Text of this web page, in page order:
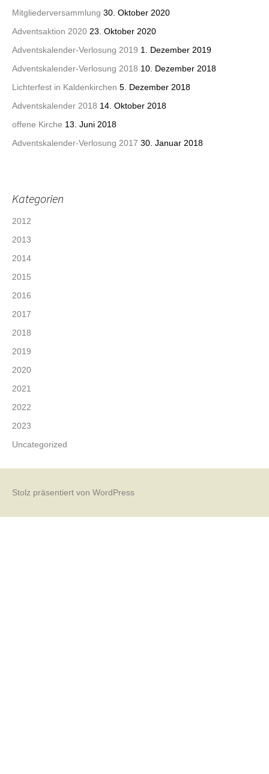
Mitgliederversammlung 30. Oktober 2020
Adventsaktion 2020 23. Oktober 2020
Adventskalender-Verlosung 2019 1. Dezember 2019
Adventskalender-Verlosung 2018 10. Dezember 2018
Lichterfest in Kaldenkirchen 5. Dezember 2018
Adventskalender 2018 14. Oktober 2018
offene Kirche 13. Juni 2018
Adventskalender-Verlosung 2017 30. Januar 2018
Kategorien
2012
2013
2014
2015
2016
2017
2018
2019
2020
2021
2022
2023
Uncategorized
Stolz präsentiert von WordPress